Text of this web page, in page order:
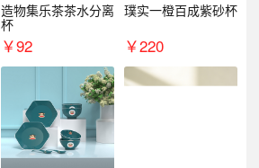
造物集乐茶茶水分离
杯
￥92
璞实一橙百成紫砂杯
￥220